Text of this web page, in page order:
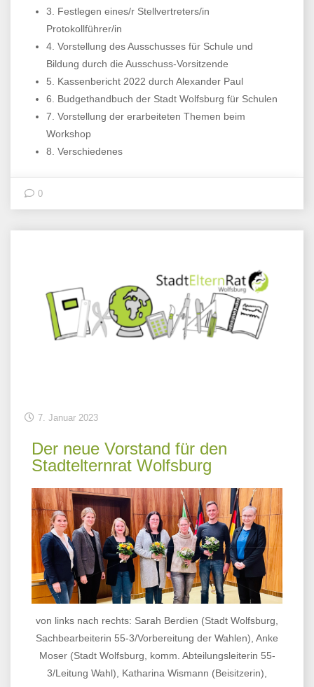
3.
Festlegen eines/r Stellvertreters/in
Protokollführer/in
4. Vorstellung des Ausschusses für Schule und
Bildung durch die Ausschuss-Vorsitzende
5.
Kassenbericht 2022 durch Alexander Paul
6.
Budgethandbuch der Stadt Wolfsburg für Schulen
7. Vorstellung der erarbeiteten Themen beim
Workshop
8. Verschiedenes
0
7. Januar 2023
Der neue Vorstand für den
Stadtelternrat Wolfsburg
von links nach rechts: Sarah Berdien (Stadt Wolfsburg,
Sachbearbeiterin 55-3/Vorbereitung der Wahlen), Anke
Moser (Stadt Wolfsburg, komm. Abteilungsleiterin 55-
3/Leitung Wahl), Katharina Wismann (Beisitzerin),